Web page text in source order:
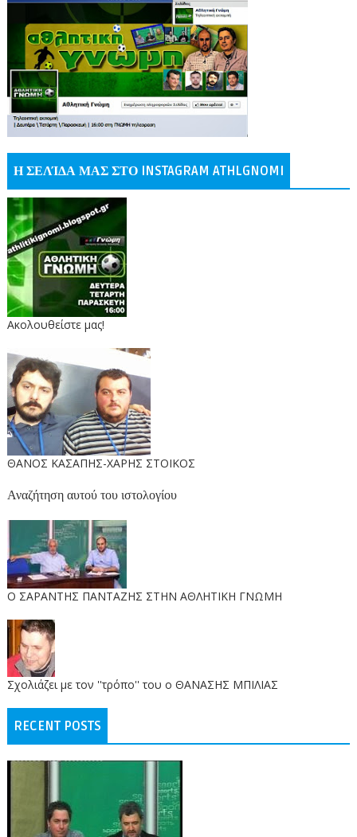
Η ΣΕΛΊΔΑ ΜΑΣ ΣΤΟ INSTAGRAM ATHLGNOMI
Ακολουθείστε μας!
ΘΑΝΟΣ ΚΑΣΑΠΗΣ-ΧΑΡΗΣ ΣΤΟΙΚΟΣ
Αναζήτηση αυτού του ιστολογίου
O ΣΑΡΑΝΤΗΣ ΠΑΝΤΑΖΗΣ ΣΤΗΝ ΑΘΛΗΤΙΚΗ ΓΝΩΜΗ
Σχολιάζει με τον ''τρόπο'' του ο ΘΑΝΑΣΗΣ ΜΠΙΛΙΑΣ
RECENT POSTS